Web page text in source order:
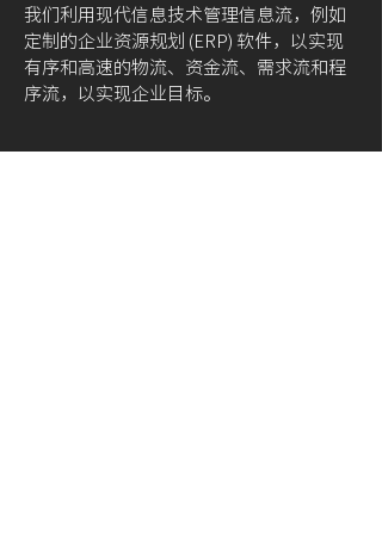
我们利用现代信息技术管理信息流，例如
定制的企业资源规划 (ERP) 软件，以实现
有序和高速的物流、资金流、需求流和程
序流，以实现企业目标。